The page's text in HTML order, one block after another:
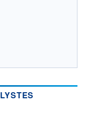
VEILLE